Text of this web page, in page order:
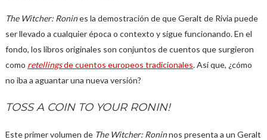
The Witcher: Ronines la demostración de que Geralt de Rivia puede
ser llevado a cualquier época o contexto y sigue funcionando. En el
fondo, los libros originales son conjuntos de cuentos que surgieron
como retellingsde cuentos europeos tradicionales. Así que, ¿cómo
no iba a aguantar una nueva versión?
TOSS A COIN TO YOUR RONIN!
Este primer volumen deThe Witcher: Roninnos presenta a un Geralt